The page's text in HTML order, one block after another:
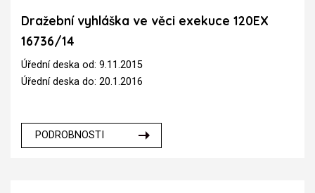
Dražební vyhláška ve věci exekuce 120EX
16736/14
Úřední deska od: 9.11.2015
Úřední deska do: 20.1.2016
PODROBNOSTI